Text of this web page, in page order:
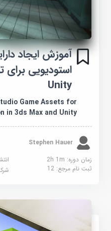
آموزش ایجاد
Unity
Game Assets for
in 3ds Max and Unity
Stephen Hauer
زمان دوره: 2h 1m
ثبت نام مرجع:12